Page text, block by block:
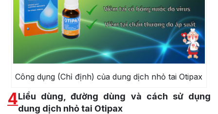
Công dụng (Chỉ định) của dung dịch nhỏ tai Otipax
4Liều dùng, đường dùng và cách sử dụng
dung dịch nhỏ tai Otipax